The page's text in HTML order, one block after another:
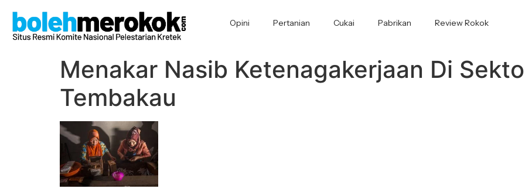
Opini Pertanian Cukai Pabrikan Review Rokok
Menakar Nasib Ketenagakerjaan Di
Tembakau